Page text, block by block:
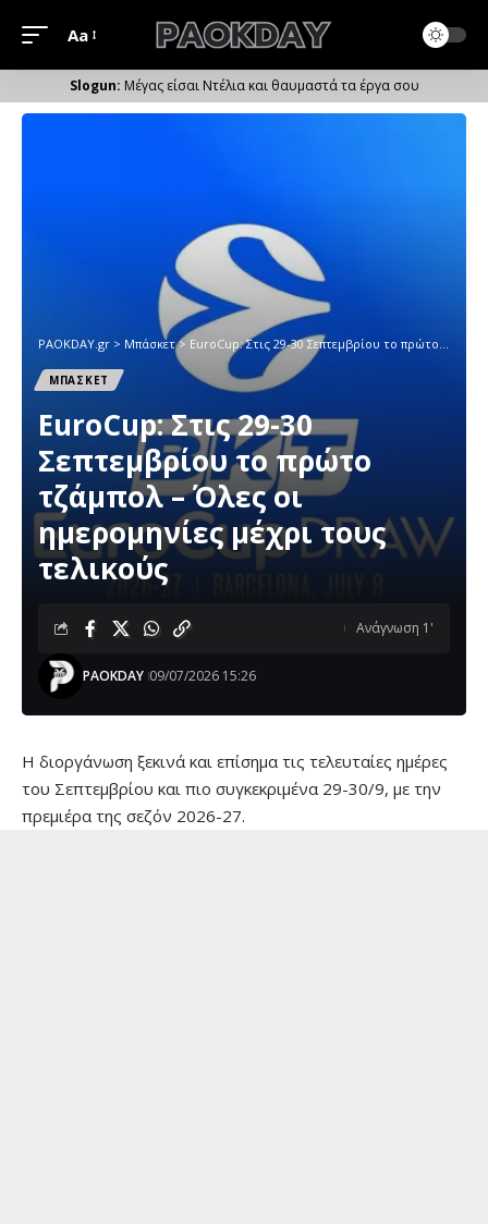
Μέγεθος
Γραμματοσειράς
Aa
Μέγας είσαι Ντέλια και θαυμαστά τα έργα σου
PAOKDAY.gr > Μπάσκετ> EuroCup: Στις 29-30 Σεπτεμβρίου το πρώτο τζάμπολ – Όλες οι ημερομηνίες μέχρι τους τελικούς
ΜΠΑΣΚΕΤ
EuroCup: Στις 29-30
Σεπτεμβρίου το πρώτο
τζάμπολ – Όλες οι
ημερομηνίες μέχρι τους
τελικούς
PAOKDAY 09/07/2026 15:26
Ανάγνωση 1'
Η διοργάνωση ξεκινά και επίσημα τις τελευταίες ημέρες
του Σεπτεμβρίου και πιο συγκεκριμένα 29-30/9, με την
πρεμιέρα της σεζόν 2026-27.